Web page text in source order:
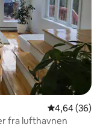
4,64 ud af 5 i
4,64 (36)
fra lufthavnen